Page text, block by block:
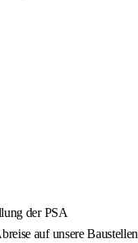
der PSA
auf unsere Baustellen